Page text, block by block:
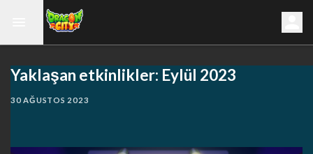
Yaklaşan etkinlikler: Eylül 2023
30 AĞUSTOS 2023